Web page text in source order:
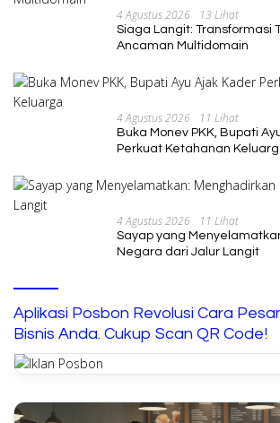
4 Agustus 2026 13 Lihat
Siaga Langit: Transformasi
Ancaman Multidomain
4 Agustus 2026 11 Lihat
Buka Monev PKK, Bupati
Perkuat Ketahanan
4 Agustus 2026 11 Lihat
Sayap yang
Negara dari Jalur Langit
Aplikasi Posbon Revolusi Cara
Bisnis Anda. Cukup Scan QR Code!